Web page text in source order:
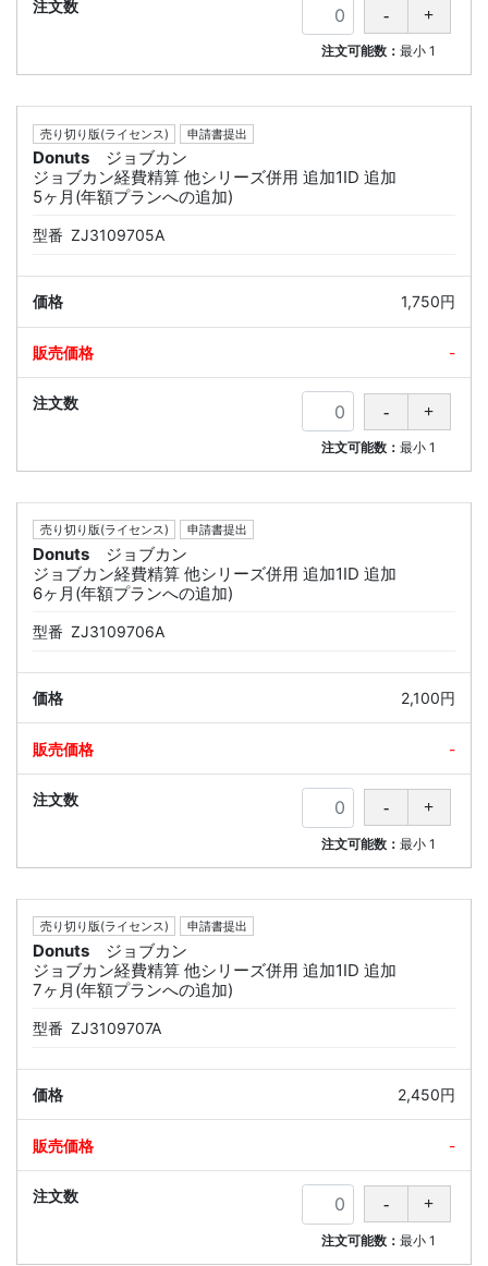
注文可能数：最小 1
売り切り版(ライセンス) 申請書提出
Donuts
ジョブカン
ジョブカン経費精算 他シリーズ併用 追加1ID 追加
5ヶ月(年額プランへの追加)
型番 ZJ3109705A
1,750円
-
注文可能数：最小 1
売り切り版(ライセンス) 申請書提出
Donuts
ジョブカン
ジョブカン経費精算 他シリーズ併用 追加1ID 追加
6ヶ月(年額プランへの追加)
型番 ZJ3109706A
2,100円
-
注文可能数：最小 1
売り切り版(ライセンス) 申請書提出
Donuts
ジョブカン
ジョブカン経費精算 他シリーズ併用 追加1ID 追加
7ヶ月(年額プランへの追加)
型番 ZJ3109707A
2,450円
-
注文可能数：最小 1